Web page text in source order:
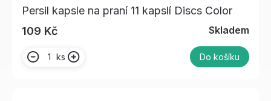
Persil kapsle na praní 11 kapslí Discs Color
109 Kč
Skladem
ks Do košíku